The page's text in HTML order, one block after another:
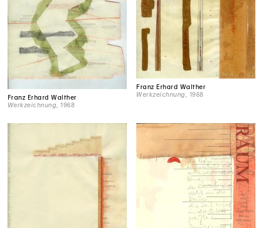
Franz Erhard Walther
Werkzeichnung , 1968
Franz Erhard Walther
Werkzeichnung , 1968